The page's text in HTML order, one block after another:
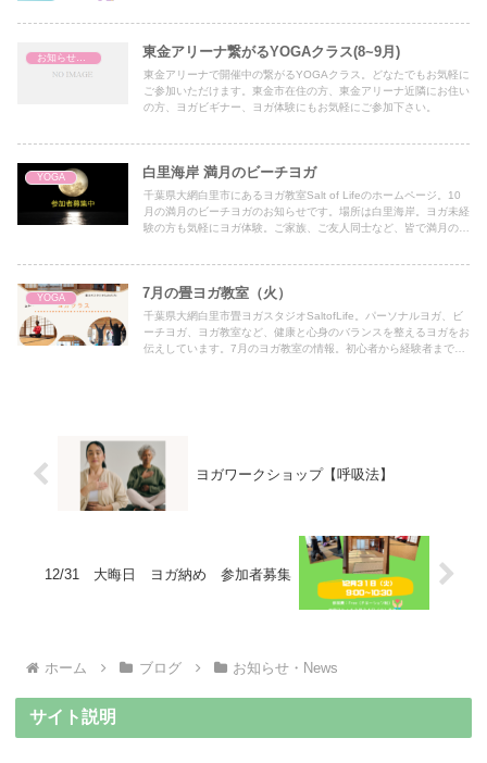
東金アリーナ繋がるYOGAクラス(8~9月)
東金アリーナで開催中の繋がるYOGAクラス。どなたでもお気軽に
ご参加いただけます。東金市在住の方、東金アリーナ近隣にお住い
の方、ヨガビギナー、ヨガ体験にもお気軽にご参加下さい。
YOGA 白里海岸 満月のビーチヨガ
千葉県大網白里市にあるヨガ教室Salt of Lifeのホームページ。10
月の満月のビーチヨガのお知らせです。場所は白里海岸。ヨガ未経
験の方も気軽にヨガ体験。ご家族、ご友人同士など、皆で満月のビ
YOGA 7月の畳ヨガ教室（火）
千葉県大網白里市畳ヨガスタジオSaltofLife。パーソナルヨガ、ビ
ーチヨガ、ヨガ教室など、健康と心身のバランスを整えるヨガをお
伝えしています。7月のヨガ教室の情報。初心者から経験者までど
ヨガワークショップ【呼吸法】
12/31 大晦日 ヨガ納め 参加者募集
ホーム ブログ お知らせ・News
サイト説明